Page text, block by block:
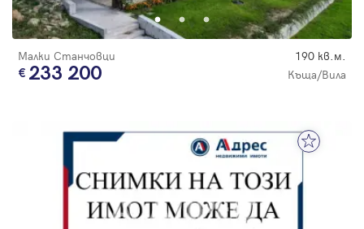
Малки Станчовци 190 кв.м.
233 200 Къща/Вила